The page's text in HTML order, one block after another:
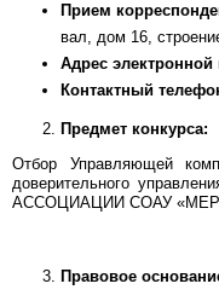
Прием
вал, дом 16,
Адрес электронной
Контактный
Предмет конкурса:
Отбор Управляющей
доверительного
АССОЦИАЦИИ СОАУ
Правовое